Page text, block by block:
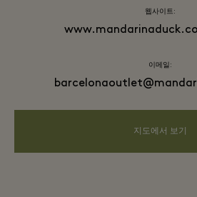
웹사이트:
이메일:
지도에서 보기